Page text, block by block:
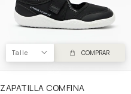
Talle COMPRAR
ZAPATILLA COMFINA